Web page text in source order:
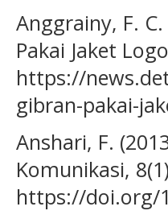
Anggrainy, F.
Pakai Jaket
https://
gibran-pakai-
Anshari, F.
Komunikasi,
https://doi.org/